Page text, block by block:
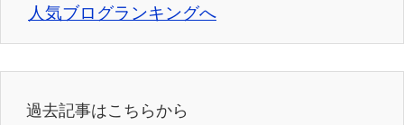
人気ブログランキングへ
過去記事はこちらから